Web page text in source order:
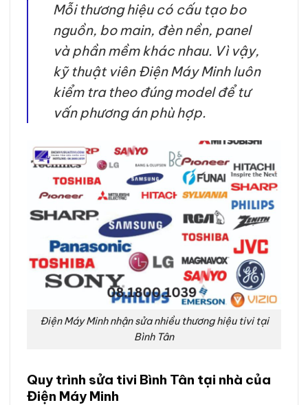
Mỗi thương hiệu có cấu tạo bo
nguồn, bo main, đèn nền, panel
và phần mềm khác nhau. Vì vậy,
kỹ thuật viên Điện Máy Minh luôn
kiểm tra theo đúng model để tư
vấn phương án phù hợp.
Điện Máy Minh nhận sửa nhiều thương hiệu tivi tại
Bình Tân
Quy trình sửa tivi Bình Tân tại nhà của
Điện Máy Minh